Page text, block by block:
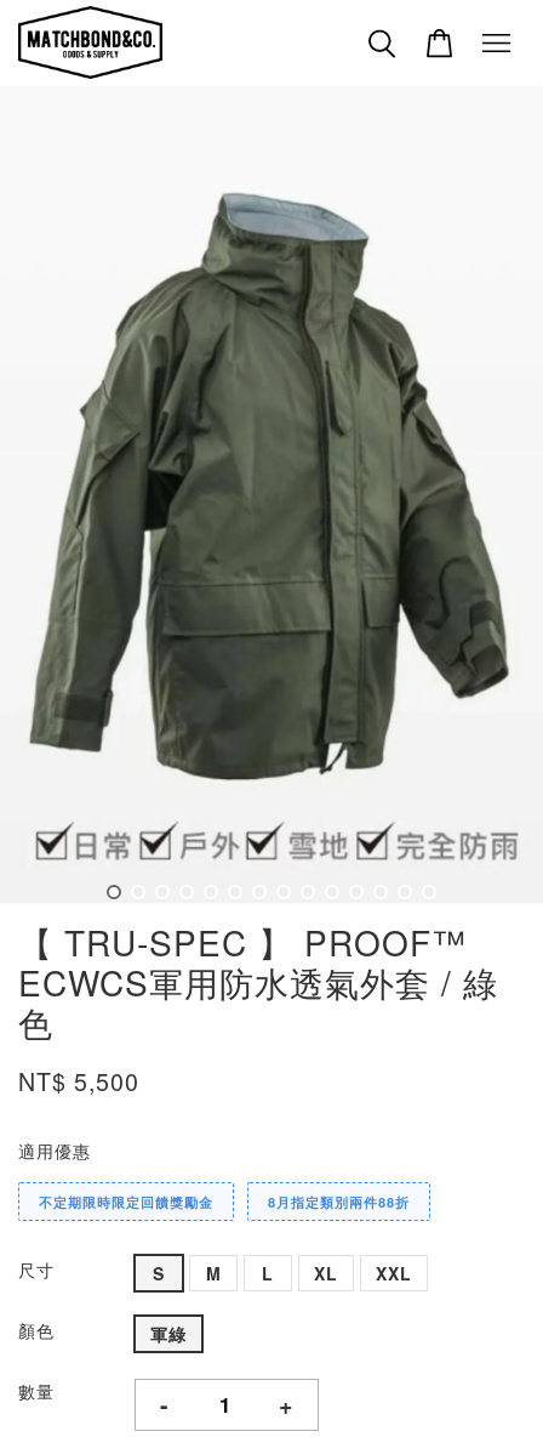
【 TRU-SPEC 】 PROOF™
ECWCS軍用防水透氣外套 / 綠
色
NT$ 5,500
適用優惠
不定期限時限定回饋獎勵金 8月指定類別兩件88折
尺寸 S M L XL XXL
顏色 軍綠
數量 - +